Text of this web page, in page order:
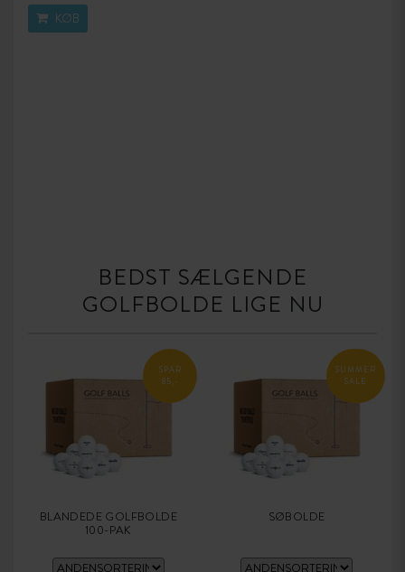
KØB
BEDST SÆLGENDE
GOLFBOLDE LIGE NU
SPAR
85,-
BLANDEDE GOLFBOLDE
100-PAK
SUMMER
SALE
SØBOLDE